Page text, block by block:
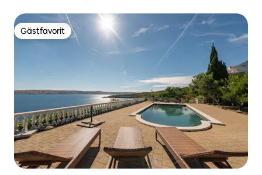
Gästfavorit
Gästfavorit